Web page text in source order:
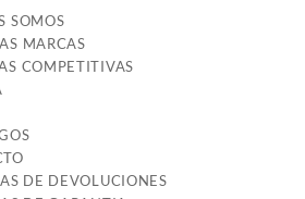
SOMOS
MARCAS
COMPETITIVAS
DE DEVOLUCIONES